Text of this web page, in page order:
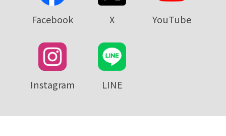
Facebook X YouTube
Instagram LINE